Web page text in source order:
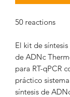
50 reactions
El kit de
de ADNc
para RT-qPCR
práctico
síntesis de